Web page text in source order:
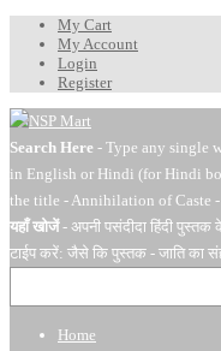
My Cart
My Account
Login
Register
Search Here - Type any single
in English or Hindi (for Hindi
the title - Annihilation of Caste -
यहाँ खोजें- अपनी पसंदीदा हिंदी
टाईप करें: जैसे कि पुस्तक - जाति का
Home